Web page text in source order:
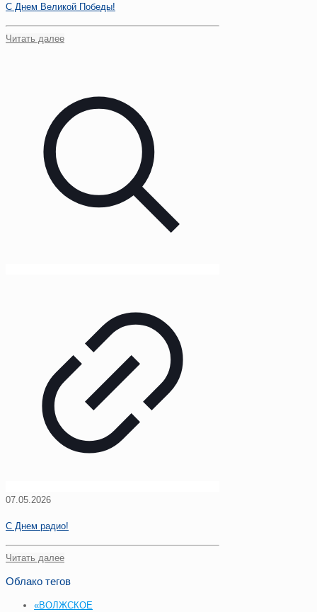
С Днем Великой Победы!
Читать далее
07.05.2026
С Днем радио!
Читать далее
Облако тегов
«ВОЛЖСКОЕ